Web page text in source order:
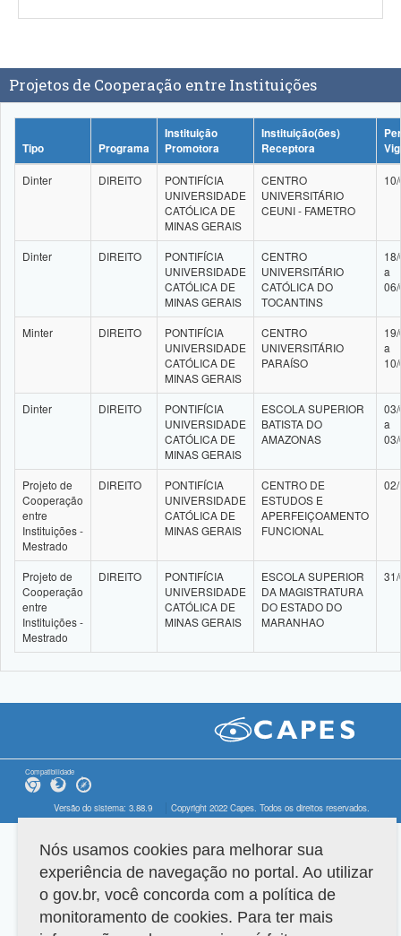
Projetos de Cooperação entre Instituições
Tipo Programa
Instituição
Promotora
Instituição(ões)
Receptora
Dinter DIREITO
PONTIFÍCIA
UNIVERSIDADE
CATÓLICA DE
MINAS GERAIS
CENTRO
UNIVERSITÁRIO
CEUNI - FAMETRO
Dinter DIREITO
PONTIFÍCIA
UNIVERSIDADE
CATÓLICA DE
MINAS GERAIS
CENTRO
UNIVERSITÁRIO
CATÓLICA DO
TOCANTINS
a
Minter DIREITO
PONTIFÍCIA
UNIVERSIDADE
CATÓLICA DE
MINAS GERAIS
CENTRO
UNIVERSITÁRIO
PARAÍSO
a
Dinter DIREITO
PONTIFÍCIA
UNIVERSIDADE
CATÓLICA DE
MINAS GERAIS
ESCOLA SUPERIOR
BATISTA DO
AMAZONAS
a
Projeto de
Cooperação
entre
Instituições -
Mestrado
DIREITO
PONTIFÍCIA
UNIVERSIDADE
CATÓLICA DE
MINAS GERAIS
CENTRO DE
ESTUDOS E
APERFEIÇOAMENTO
FUNCIONAL
Projeto de
Cooperação
entre
Instituições -
Mestrado
DIREITO
PONTIFÍCIA
UNIVERSIDADE
CATÓLICA DE
MINAS GERAIS
ESCOLA SUPERIOR
DA MAGISTRATURA
DO ESTADO DO
MARANHAO
Compatibilidade
Versão do sistema: 3.88.9 Copyright 2022 Capes. Todos os direitos reservados.
Nós usamos cookies para melhorar sua
experiência de navegação no portal. Ao utilizar
o gov.br, você concorda com a política de
monitoramento de cookies. Para ter mais